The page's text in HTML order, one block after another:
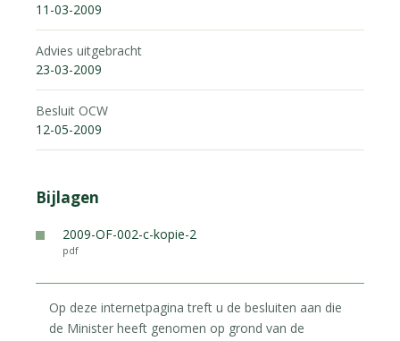
11-03-2009
Advies uitgebracht
23-03-2009
Besluit OCW
12-05-2009
Bijlagen
2009-OF-002-c-kopie-2
pdf
Op deze internetpagina treft u de besluiten aan die
de Minister heeft genomen op grond van de